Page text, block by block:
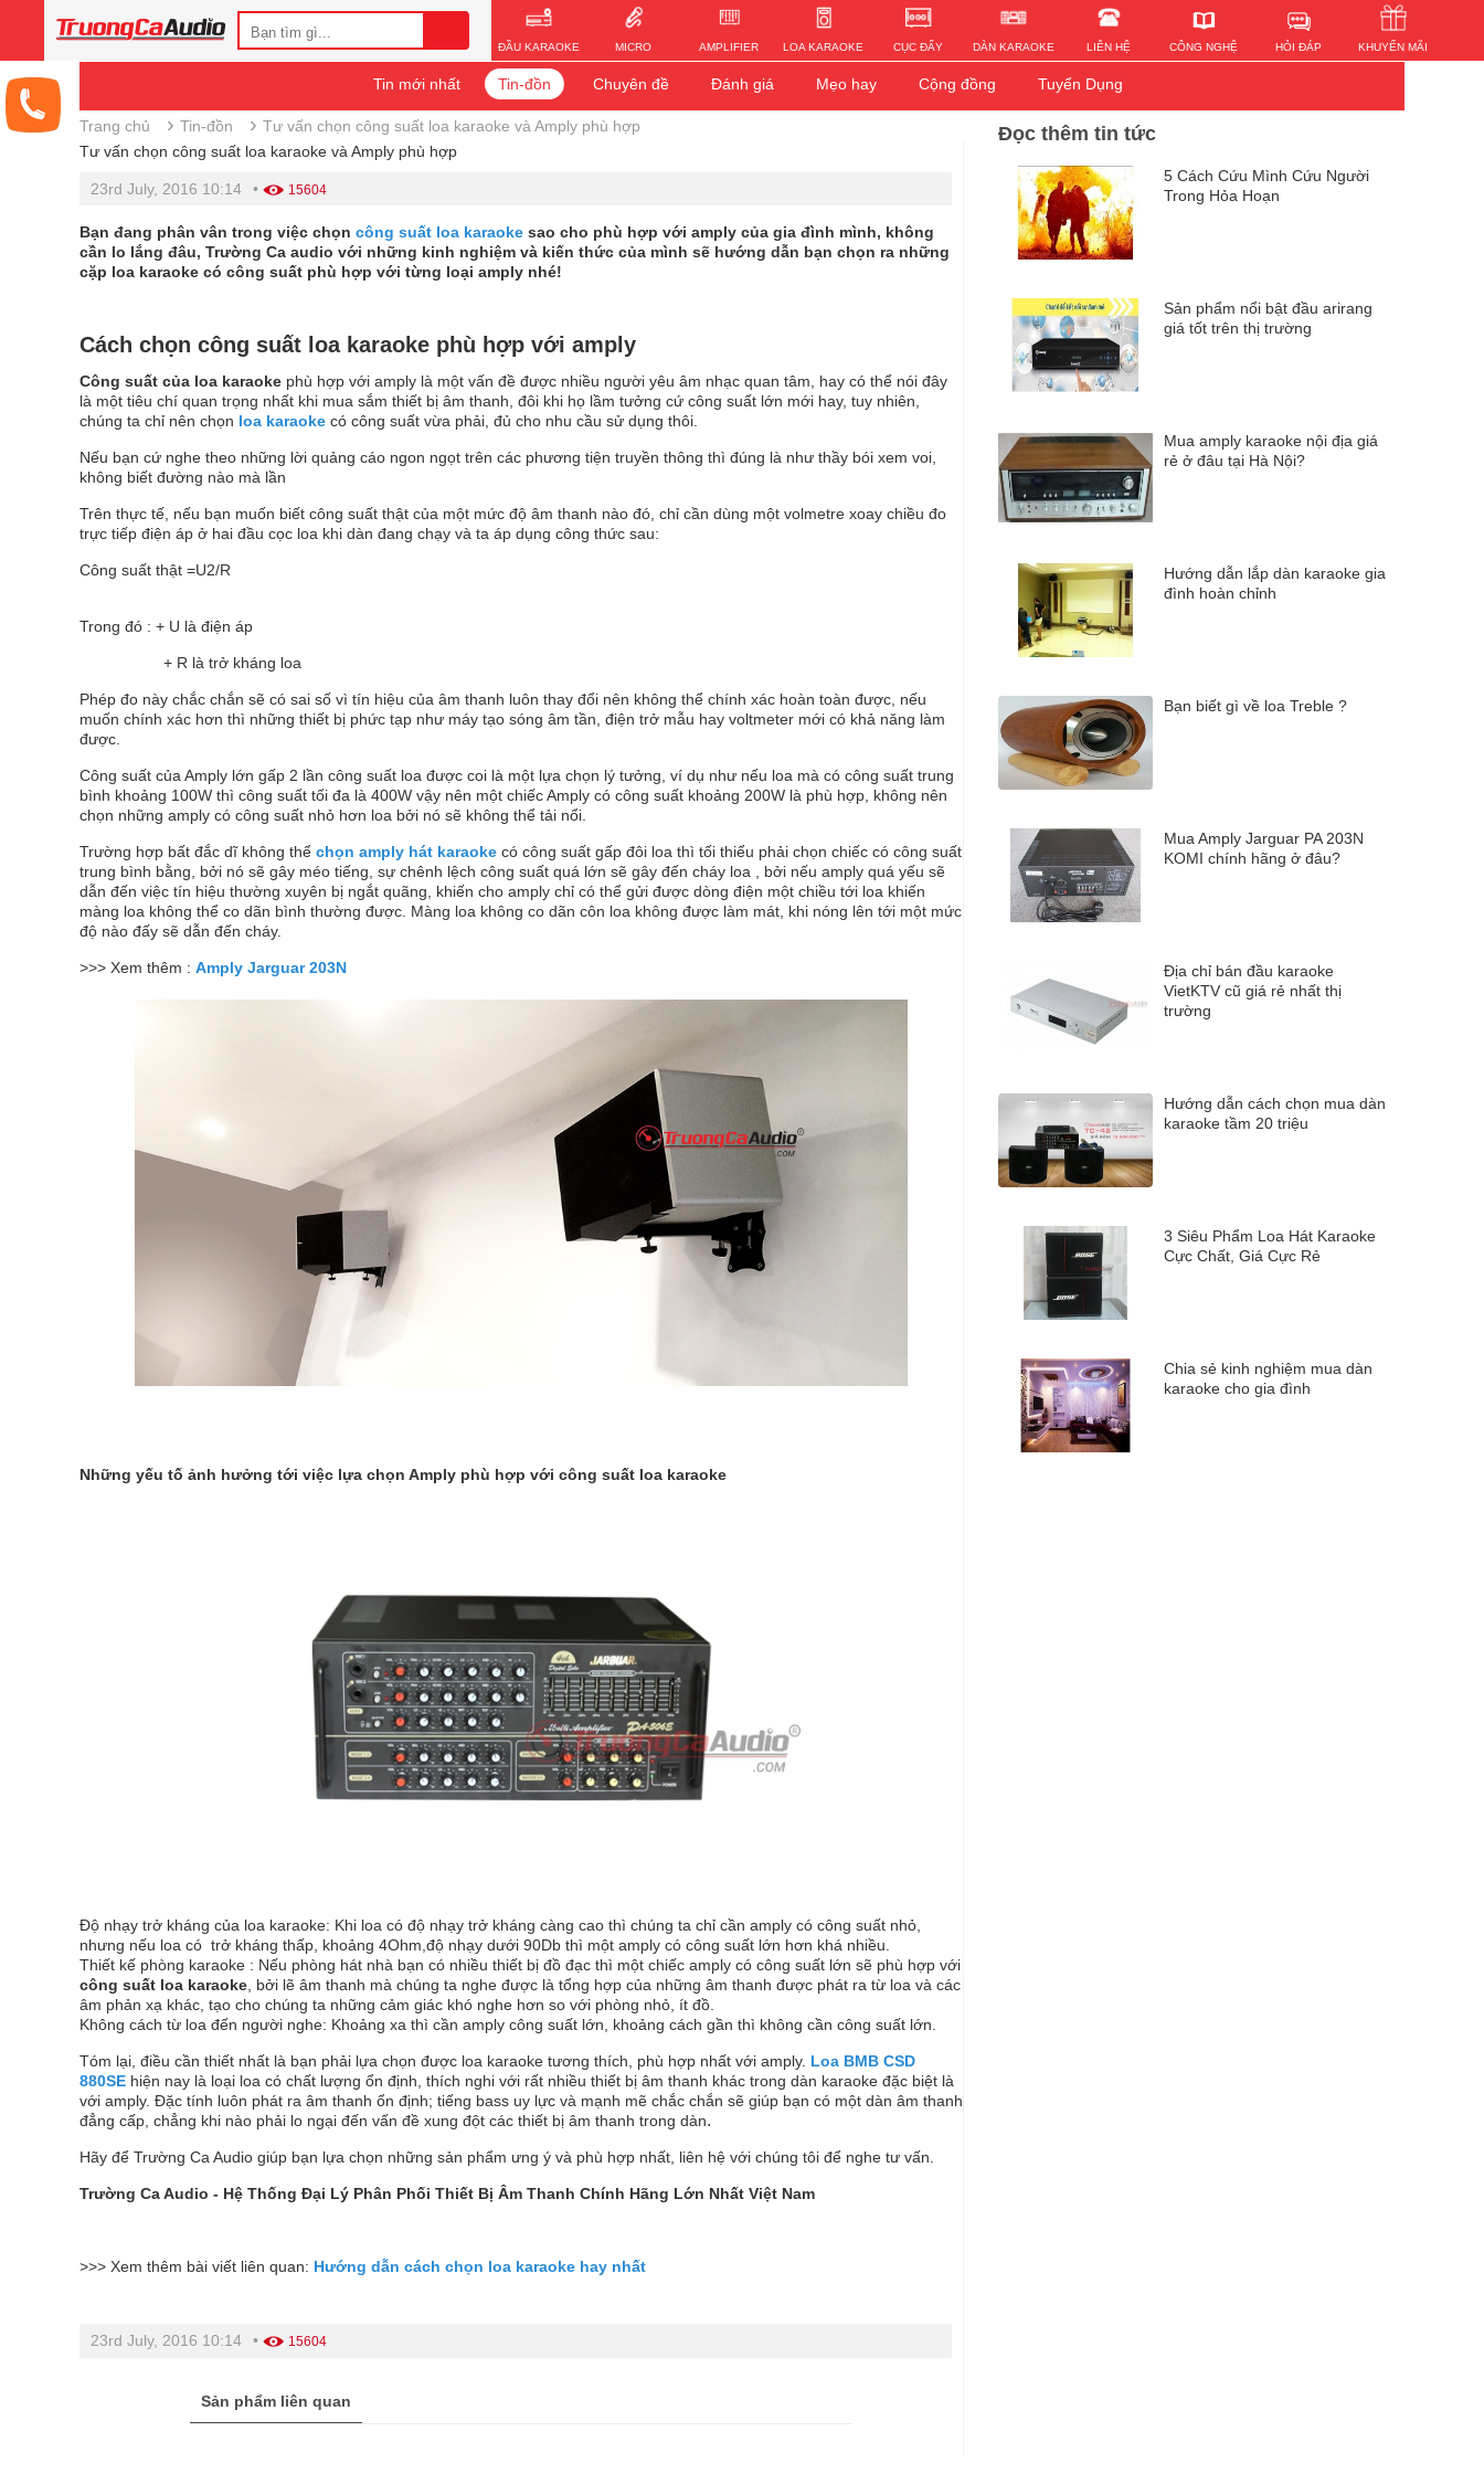
ĐẦU KARAOKE MICRO AMPLIFIER LOA KARAOKE CỤC ĐẨY DÀN KARAOKE LIÊN HỆ CÔNG NGHỆ HỎI ĐÁP KHUYẾN MÃI
Tin mới nhất Tin-đồn Chuyên đề Đánh giá Mẹo hay Cộng đồng Tuyển Dụng
Trang chủ › Tin-đồn › Tư vấn chọn công suất loa karaoke và Amply phù hợp
Tư vấn chọn công suất loa karaoke và Amply phù hợp
23rd July, 2016 10:14 • 15604
Bạn đang phân vân trong việc chọn công suất loa karaoke sao cho phù hợp với amply của gia đình mình, không
cần lo lắng đâu, Trường Ca audio với những kinh nghiệm và kiến thức của mình sẽ hướng dẫn bạn chọn ra những
cặp loa karaoke có công suất phù hợp với từng loại amply nhé!
Cách chọn công suất loa karaoke phù hợp với amply
Công suất của loa karaoke phù hợp với amply là một vấn đề được nhiều người yêu âm nhạc quan tâm, hay có thể nói đây
là một tiêu chí quan trọng nhất khi mua sắm thiết bị âm thanh, đôi khi họ lầm tưởng cứ công suất lớn mới hay, tuy nhiên,
chúng ta chỉ nên chọn loa karaoke có công suất vừa phải, đủ cho nhu cầu sử dụng thôi.
Nếu bạn cứ nghe theo những lời quảng cáo ngon ngọt trên các phương tiện truyền thông thì đúng là như thầy bói xem voi,
không biết đường nào mà lần
Trên thực tế, nếu bạn muốn biết công suất thật của một mức độ âm thanh nào đó, chỉ cần dùng một volmetre xoay chiều đo
trực tiếp điện áp ở hai đầu cọc loa khi dàn đang chạy và ta áp dụng công thức sau:
Công suất thật =U2/R
Trong đó : + U là điện áp
+ R là trở kháng loa
Phép đo này chắc chắn sẽ có sai số vì tín hiệu của âm thanh luôn thay đổi nên không thể chính xác hoàn toàn được, nếu
muốn chính xác hơn thì những thiết bị phức tạp như máy tạo sóng âm tần, điện trở mẫu hay voltmeter mới có khả năng làm
được.
Công suất của Amply lớn gấp 2 lần công suất loa được coi là một lựa chọn lý tưởng, ví dụ như nếu loa mà có công suất trung
bình khoảng 100W thì công suất tối đa là 400W vậy nên một chiếc Amply có công suất khoảng 200W là phù hợp, không nên
chọn những amply có công suất nhỏ hơn loa bởi nó sẽ không thể tải nổi.
Trường hợp bất đắc dĩ không thể chọn amply hát karaoke có công suất gấp đôi loa thì tối thiểu phải chọn chiếc có công suất
trung bình bằng, bởi nó sẽ gây méo tiếng, sự chênh lệch công suất quá lớn sẽ gây đến cháy loa , bởi nếu amply quá yếu sẽ
dẫn đến việc tín hiệu thường xuyên bị ngắt quãng, khiến cho amply chỉ có thể gửi được dòng điện một chiều tới loa khiến
màng loa không thể co dãn bình thường được. Màng loa không co dãn côn loa không được làm mát, khi nóng lên tới một mức
độ nào đấy sẽ dẫn đến cháy.
>>> Xem thêm : Amply Jarguar 203N
Những yếu tố ảnh hưởng tới việc lựa chọn Amply phù hợp với công suất loa karaoke
Độ nhạy trở kháng của loa karaoke: Khi loa có độ nhạy trở kháng càng cao thì chúng ta chỉ cần amply có công suất nhỏ,
nhưng nếu loa có trở kháng thấp, khoảng 4Ohm,độ nhạy dưới 90Db thì một amply có công suất lớn hơn khá nhiều.
Thiết kế phòng karaoke : Nếu phòng hát nhà bạn có nhiều thiết bị đồ đạc thì một chiếc amply có công suất lớn sẽ phù hợp với
công suất loa karaoke , bởi lẽ âm thanh mà chúng ta nghe được là tổng hợp của những âm thanh được phát ra từ loa và các
âm phản xạ khác, tạo cho chúng ta những cảm giác khó nghe hơn so với phòng nhỏ, ít đồ.
Không cách từ loa đến người nghe: Khoảng xa thì cần amply công suất lớn, khoảng cách gần thì không cần công suất lớn.
Tóm lại, điều cần thiết nhất là bạn phải lựa chọn được loa karaoke tương thích, phù hợp nhất với amply. Loa BMB CSD
880SE hiện nay là loại loa có chất lượng ổn định, thích nghi với rất nhiều thiết bị âm thanh khác trong dàn karaoke đặc biệt là
với amply. Đặc tính luôn phát ra âm thanh ổn định; tiếng bass uy lực và mạnh mẽ chắc chắn sẽ giúp bạn có một dàn âm thanh
đẳng cấp, chẳng khi nào phải lo ngại đến vấn đề xung đột các thiết bị âm thanh trong dàn.
Hãy để Trường Ca Audio giúp bạn lựa chọn những sản phẩm ưng ý và phù hợp nhất, liên hệ với chúng tôi để nghe tư vấn.
Trường Ca Audio - Hệ Thống Đại Lý Phân Phối Thiết Bị Âm Thanh Chính Hãng Lớn Nhất Việt Nam
>>> Xem thêm bài viết liên quan: Hướng dẫn cách chọn loa karaoke hay nhất
23rd July, 2016 10:14 • 15604
Sản phẩm liên quan
Đọc thêm tin tức
5 Cách Cứu Mình Cứu Người
Trong Hỏa Hoạn
Sản phẩm nổi bật đầu arirang
giá tốt trên thị trường
Mua amply karaoke nội địa giá
rẻ ở đâu tại Hà Nội?
Hướng dẫn lắp dàn karaoke gia
đình hoàn chỉnh
Bạn biết gì về loa Treble ?
Mua Amply Jarguar PA 203N
KOMI chính hãng ở đâu?
Địa chỉ bán đầu karaoke
VietKTV cũ giá rẻ nhất thị
trường
Hướng dẫn cách chọn mua dàn
karaoke tầm 20 triệu
3 Siêu Phẩm Loa Hát Karaoke
Cực Chất, Giá Cực Rẻ
Chia sẻ kinh nghiệm mua dàn
karaoke cho gia đình